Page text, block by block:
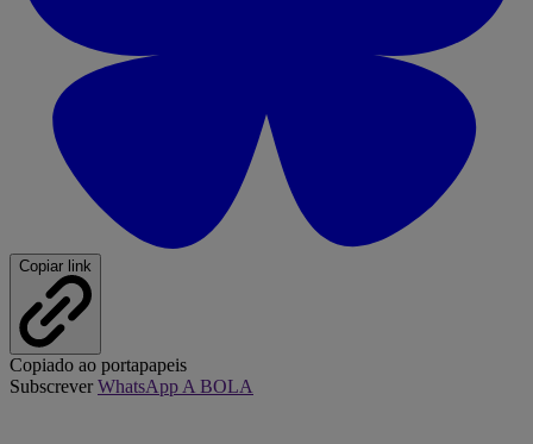
Copiar link
Copiado ao portapapeis
SubscreverWhatsApp A BOLA